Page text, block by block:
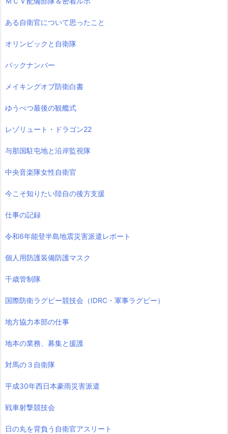
ある自衛官について思ったこと
オリンピックと自衛隊
バックナンバー
メイキングオブ防衛白書
ゆうべつ最後の観艦式
レゾリュート・ドラゴン22
与那国駐屯地と沿岸監視隊
中央音楽隊女性自衛官
今こそ知りたい陸自の後方支援
仕事の記録
令和6年能登半島地震災害派遣レポート
個人用防護装備防護マスク
千歳管制隊
国際防衛ラグビー競技会（IDRC・軍事ラグビー）
地方協力本部の仕事
地本の業務、募集と援護
対馬の３自衛隊
平成30年西日本豪雨災害派遣
戦車射撃競技会
日の丸を背負う自衛官アスリート